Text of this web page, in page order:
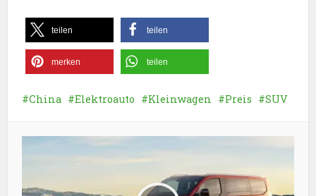
teilen teilen
merken teilen
China Elektroauto Kleinwagen Preis SUV